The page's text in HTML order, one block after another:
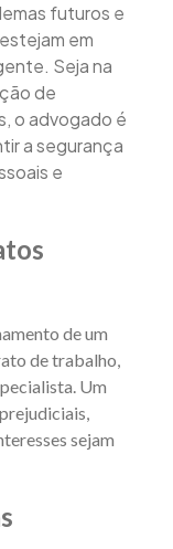
futuros e
em
Seja na
de
o advogado é
a segurança
e
de um
de trabalho,
Um
sejam